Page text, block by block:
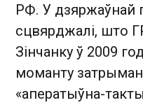
РФ. У дзяржаўнай
сцвярджалі, што
Зінчанку ў 2009
моманту
«аператыўна-